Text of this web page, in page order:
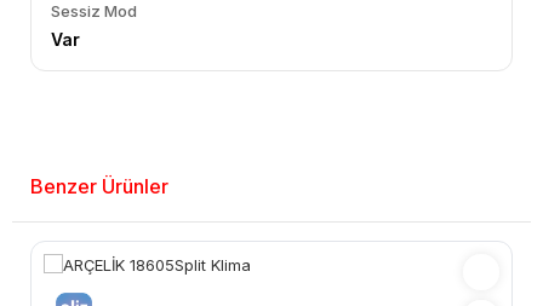
Sessiz Mod
Var
Benzer Ürünler